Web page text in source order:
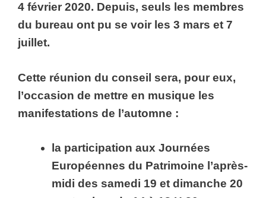
4 février 2020. Depuis, seuls les membres
du bureau ont pu se voir les 3 mars et 7
juillet.
Cette réunion du conseil sera, pour eux,
l’occasion de mettre en musique les
manifestations de l’automne :
la participation aux Journées
Européennes du Patrimoine l’après-
midi des samedi 19 et dimanche 20